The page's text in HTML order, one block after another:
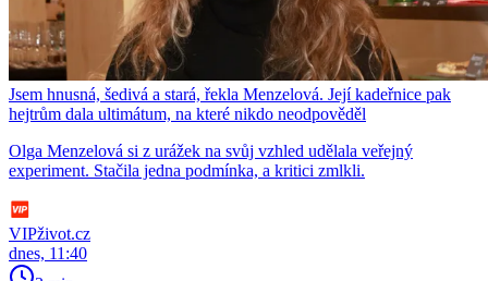
Jsem hnusná, šedivá a stará, řekla Menzelová. Její kadeřnice pak
hejtrům dala ultimátum, na které nikdo neodpověděl
Olga Menzelová si z urážek na svůj vzhled udělala veřejný
experiment. Stačila jedna podmínka, a kritici zmlkli.
VIPživot.cz
dnes, 11:40